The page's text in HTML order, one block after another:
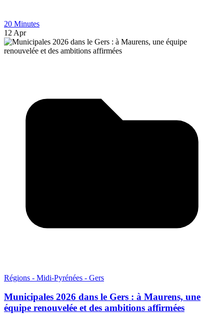
20 Minutes
12 Apr
Régions - Midi-Pyrénées - Gers
Municipales 2026 dans le Gers : à Maurens, une
équipe renouvelée et des ambitions affirmées